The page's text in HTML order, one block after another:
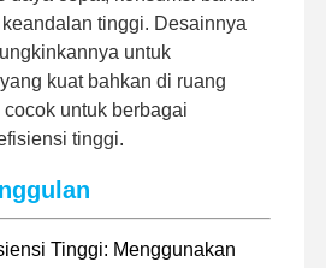
tinggi. Desainnya
untuk
kuat bahkan di ruang
untuk berbagai
tinggi.
Tinggi: Menggunakan